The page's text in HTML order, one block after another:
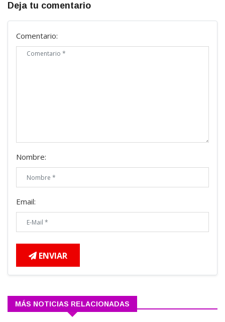
Deja tu comentario
Comentario:
Nombre:
Email:
ENVIAR
MÁS NOTICIAS RELACIONADAS